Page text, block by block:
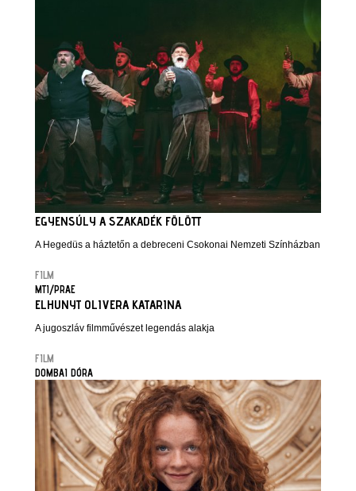
EGYENSÚLY A SZAKADÉK FÖLÖTT
A Hegedüs a háztetőn a debreceni Csokonai Nemzeti Színházban
FILM
MTI/PRAE
ELHUNYT OLIVERA KATARINA
A jugoszláv filmművészet legendás alakja
FILM
DOMBAI DÓRA